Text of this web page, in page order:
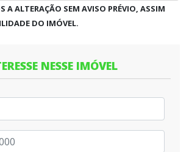
A ALTERAÇÃO SEM AVISO PRÉVIO, ASSIM
DO IMÓVEL.
NESSE IMÓVEL